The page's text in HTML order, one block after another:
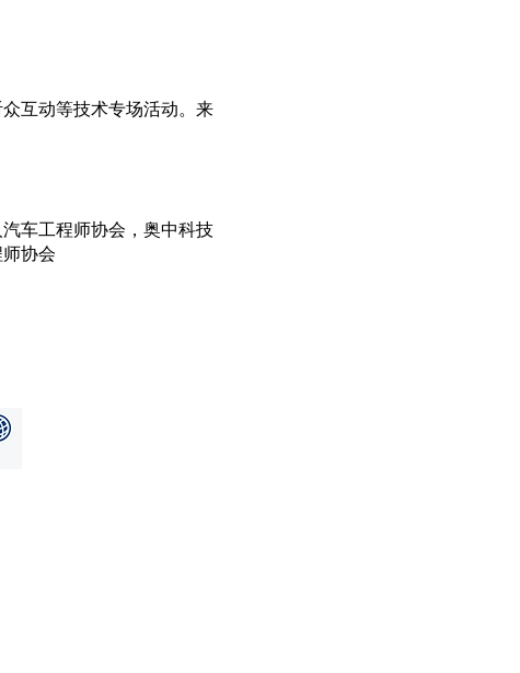
互动等技术专场活动。来
车工程师协会，奥中科技
协会